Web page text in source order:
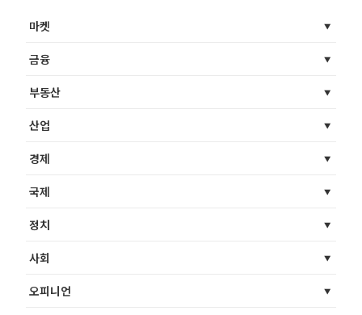
마켓
금융
부동산
산업
경제
국제
정치
사회
오피니언